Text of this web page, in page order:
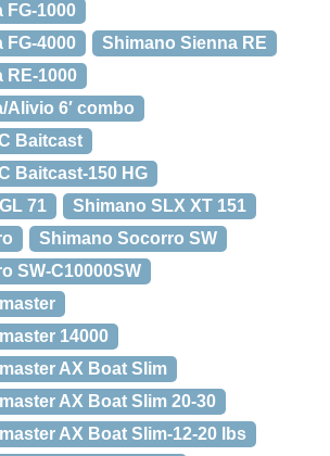
FG-1000
FG-4000
Shimano Sienna RE
RE-1000
6′ combo
Baitcast
Baitcast-150 HG
71
Shimano SLX XT 151
Shimano Socorro SW
SW-C10000SW
14000
AX Boat Slim
AX Boat Slim 20-30
AX Boat Slim-12-20 lbs